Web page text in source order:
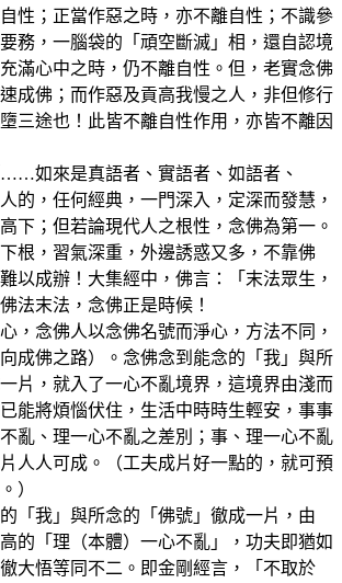
性；正當作惡之時，亦不離自性；不識參
務，一腦袋的「頑空斷滅」相，還自認境
滿心中之時，仍不離自性。但，老實念佛
成佛；而作惡及貢高我慢之人，非但修行
三途也！此皆不離自性作用，亦皆不離因
如來是真語者、實語者、如語者、
，任何經典，一門深入，定深而發慧，
下；但若論現代人之根性，念佛為第一。
根，習氣深重，外邊誘惑又多，不靠佛
以成辦！大集經中，佛言：「末法眾生，
法末法，念佛正是時候！
，念佛人以念佛名號而淨心，方法不同，
成佛之路）。念佛念到能念的「我」與所
片，就入了一心不亂境界，這境界由淺而
能將煩惱伏住，生活中時時生輕安，事事
亂、理一心不亂之差別；事、理一心不亂
人人可成。（工夫成片好一點的，就可預
）
「我」與所念的「佛號」徹成一片，由
的「理（本體）一心不亂」，功夫即猶如
大悟等同不二。即金剛經言，「不取於